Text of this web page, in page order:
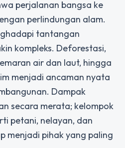
perjalanan bangsa ke
perlindungan alam.
tantangan
kompleks. Deforestasi,
air dan laut, hingga
menjadi ancaman nyata
Dampak
secara merata; kelompok
petani, nelayan, dan
menjadi pihak yang paling